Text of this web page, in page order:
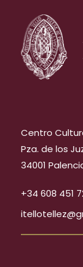
Centro
Pza. de los
34001
+34 608 451